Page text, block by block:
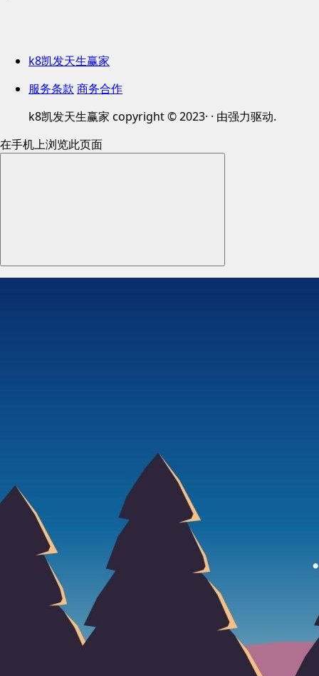
k8凯发天生赢家
服务条款 商务合作
k8凯发天生赢家 copyright © 2023· · 由强力驱动.
在手机上浏览此页面